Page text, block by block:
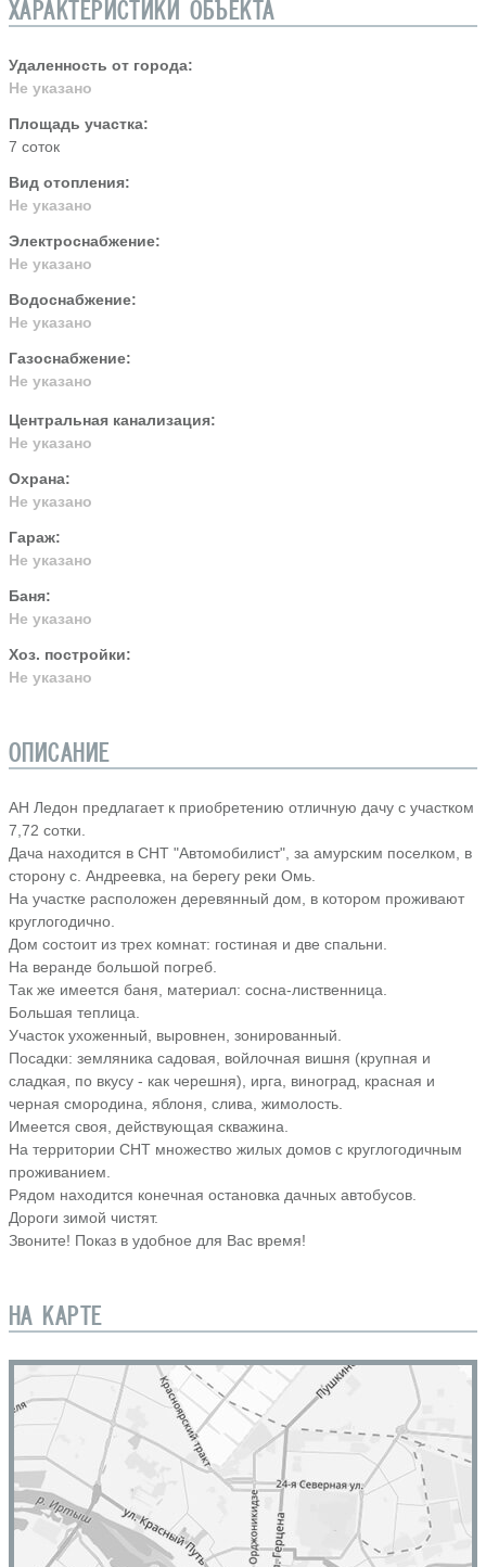
ХАРАКТЕРИСТИКИ ОБЪЕКТА
Удаленность от города:
Не указано
Площадь участка:
7 соток
Вид отопления:
Не указано
Электроснабжение:
Не указано
Водоснабжение:
Не указано
Газоснабжение:
Не указано
Центральная канализация:
Не указано
Охрана:
Не указано
Гараж:
Не указано
Баня:
Не указано
Хоз. постройки:
Не указано
ОПИСАНИЕ
АН Ледон предлагает к приобретению отличную дачу с участком
7,72 сотки.
Дача находится в СНТ "Автомобилист", за амурским поселком, в
сторону с. Андреевка, на берегу реки Омь.
На участке расположен деревянный дом, в котором проживают
круглогодично.
Дом состоит из трех комнат: гостиная и две спальни.
На веранде большой погреб.
Так же имеется баня, материал: сосна-лиственница.
Большая теплица.
Участок ухоженный, выровнен, зонированный.
Посадки: земляника садовая, войлочная вишня (крупная и
сладкая, по вкусу - как черешня), ирга, виноград, красная и
черная смородина, яблоня, слива, жимолость.
Имеется своя, действующая скважина.
На территории СНТ множество жилых домов с круглогодичным
проживанием.
Рядом находится конечная остановка дачных автобусов.
Дороги зимой чистят.
Звоните! Показ в удобное для Вас время!
НА КАРТЕ